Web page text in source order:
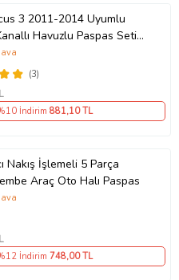
kargoda zarar
ulaştırılır. %100
3 2011-2014 Uyumlu
Havuzlu Paspas Seti
4D
(3)
İndirim 881,10 TL
Nakış İşlemeli 5 Parça
Araç Oto Halı Paspas
İndirim 748,00 TL